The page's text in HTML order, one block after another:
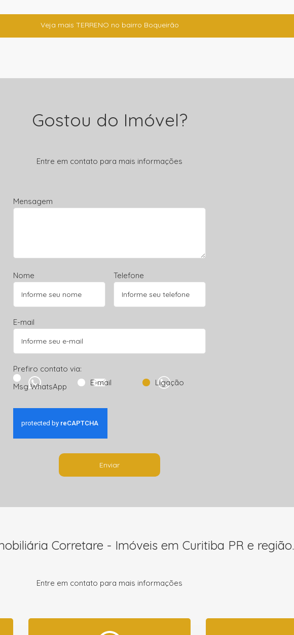
Veja mais TERRENO no bairro Boqueirão
Gostou do Imóvel?
Entre em contato para mais informações
Mensagem
Nome Telefone
E-mail
Prefiro contato via:
Msg WhatsApp
E-mail Ligação
Enviar
Corretare - Imóveis em Curitiba PR e região.
Entre em contato para mais informações